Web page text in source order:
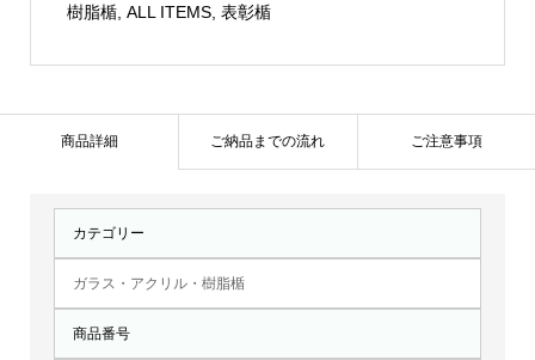
盾：
樹脂楯, ALL ITEMS, 表彰楯
商品詳細 ご納品までの流れ ご注意事項
カテゴリー
ガラス・アクリル・樹脂楯
商品番号